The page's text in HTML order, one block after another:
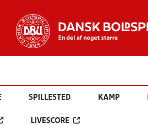
SPILLESTED KAMP
LIVESCORE